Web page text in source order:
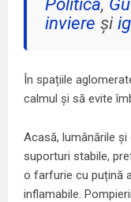
Politica,
inviere și
În spațiile
calmul și să evite
Acasă, lumânările
suporturi stabile,
o farfurie cu puțină
inflamabile.